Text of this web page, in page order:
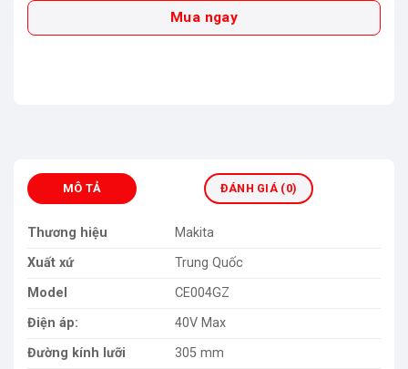
Mua ngay
MÔ TẢ ĐÁNH GIÁ (0)
Thương hiệu
Makita
Xuất xứ
Trung Quốc
Model
CE004GZ
Điện áp:
40V Max
Đường kính lưỡi
305 mm